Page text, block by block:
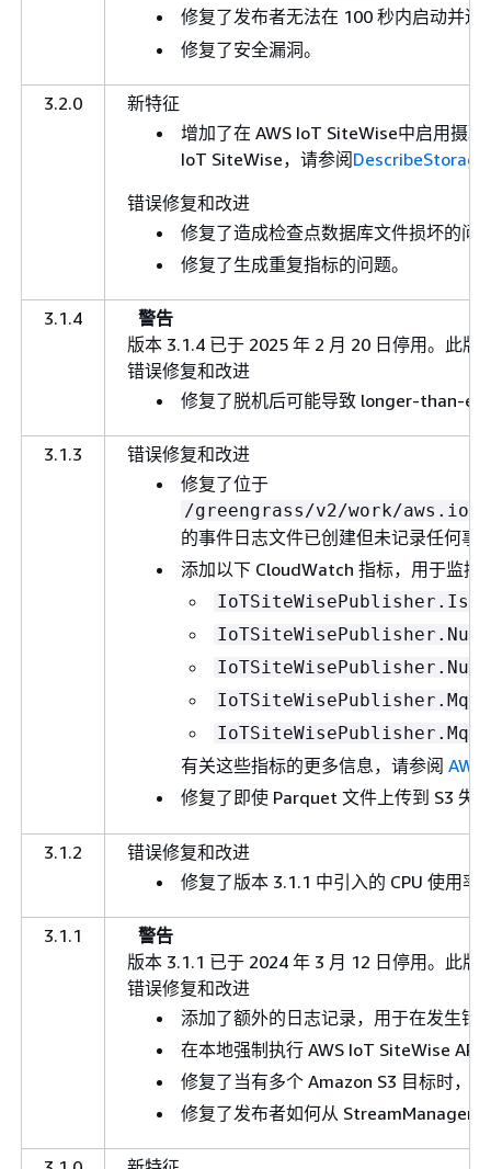
修复了发布者无法在 100 秒内启动并进
修复了安全漏洞。
3.2.0
新特征
增加了在 AWS IoT SiteWise中启用摄
IoT SiteWise，请参阅
错误修复和改进
修复了造成检查点数据库文件损坏的问
修复了生成重复指标的问题。
3.1.4
警告
版本 3.1.4 已于 2025 年 2 月 20 日停用。此
错误修复和改进
修复了脱机后可能导致 longer-than-
3.1.3
错误修复和改进
修复了位于
/greengrass/v2/work/
的事件日志文件已创建但未记录任何事
添加以下 CloudWatch 指标，用于监控
有关这些指标的更多信息，请参阅
修复了即使 Parquet 文件上传到 S3 失
3.1.2
错误修复和改进
修复了版本 3.1.1 中引入的 CPU 使用率
3.1.1
警告
版本 3.1.1 已于 2024 年 3 月 12 日停用。此
错误修复和改进
添加了额外的日志记录，用于在发生错
在本地强制执行 AWS IoT SiteWise API
修复了当有多个 Amazon S3 目标时，
修复了发布者如何从 StreamManager